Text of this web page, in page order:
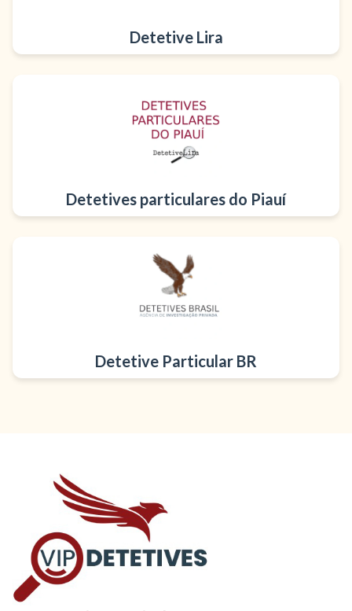
Detetive Lira
Detetives particulares do Piauí
Detetive Particular BR